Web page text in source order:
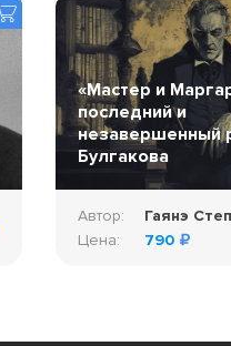
«Мастер и
последний и
незавершенный
Булгакова
Автор:
Гаянэ
Цена:
790